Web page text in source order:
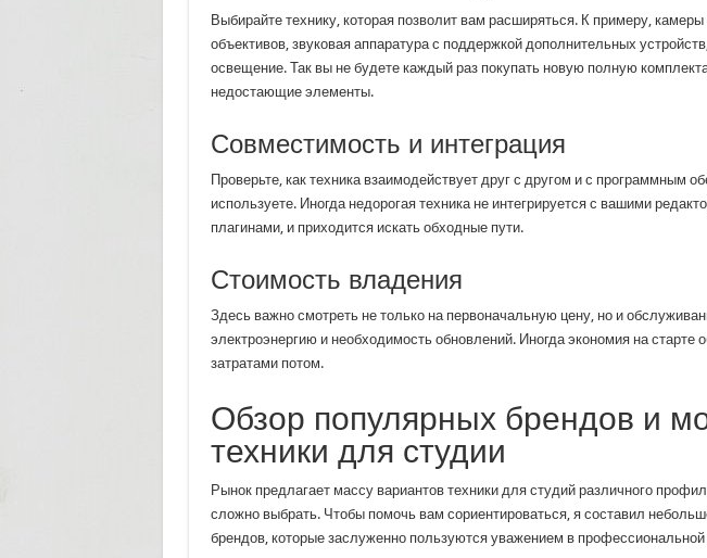
Выбирайте технику, которая позволит вам расширяться. К примеру,
объективов, звуковая аппаратура с поддержкой дополнительных
освещение. Так вы не будете каждый раз покупать новую полную
недостающие элементы.
Совместимость и интеграция
Проверьте, как техника взаимодействует друг с другом и с программным
используете. Иногда недорогая техника не интегрируется с вашими
плагинами, и приходится искать обходные пути.
Стоимость владения
Здесь важно смотреть не только на первоначальную цену, но и
электроэнергию и необходимость обновлений. Иногда экономия на старте
затратами потом.
Обзор популярных брендов и
техники для студии
Рынок предлагает массу вариантов техники для студий различного
сложно выбрать. Чтобы помочь вам сориентироваться, я составил
брендов, которые заслуженно пользуются уважением в профессиональной